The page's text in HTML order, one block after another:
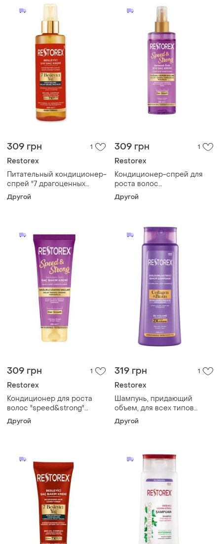
309 грн 1
Restorex
Питательный кондиционер-
спрей "7 драгоценных
масел" restorex, 200 мл
Другой
309 грн 1
Restorex
Кондиционер-спрей для
роста волос
"speed&strong" restorex,
200 мл
Другой
309 грн 1
Restorex
Кондиционер для роста
волос "speed&strong"
restorex, 250 мл
Другой
319 грн 1
Restorex
Шампунь, придающий
объем, для всех типов
волос "коллаген и биотин"
restorex, 500 мл
Другой